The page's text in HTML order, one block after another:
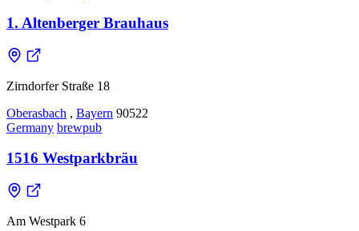
1. Altenberger Brauhaus
Zirndorfer Straße 18
Oberasbach , Bayern 90522
Germany brewpub
1516 Westparkbräu
Am Westpark 6